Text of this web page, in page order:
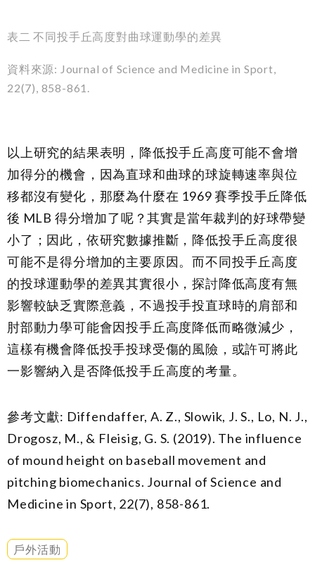
表二 不同投手丘高度對曲球運動學的差異
資料來源: Journal of Science and Medicine in Sport,
22(7), 858-861.
以上研究的結果表明，降低投手丘高度可能不會增
加得分的機會，因為直球和曲球的球旋轉速率與位
移都沒有變化，那麼為什麼在 1969 賽季投手丘降低
後 MLB 得分增加了呢？其實是當年裁判的好球帶變
小了；因此，依研究數據推斷，降低投手丘高度很
可能不是得分增加的主要原因。而不同投手丘高度
的投球運動學的差異其實很小，探討降低高度有無
影響較缺乏實際意義，不過投手投直球時的肩部和
肘部動力學可能會因投手丘高度降低而略微減少，
這樣有機會降低投手投球受傷的風險，或許可將此
一影響納入是否降低投手丘高度的考量。
參考文獻: Diffendaffer, A. Z., Slowik, J. S., Lo, N. J.,
Drogosz, M., & Fleisig, G. S. (2019). The influence
of mound height on baseball movement and
pitching biomechanics. Journal of Science and
Medicine in Sport, 22(7), 858-861.
戶外活動